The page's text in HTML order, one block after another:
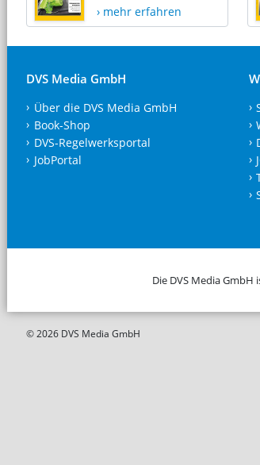
› mehr erfahren
DVS Media GmbH
Über die DVS Media GmbH
Book-Shop
DVS-Regelwerksportal
JobPortal
Die DVS Media
© 2026 DVS Media GmbH